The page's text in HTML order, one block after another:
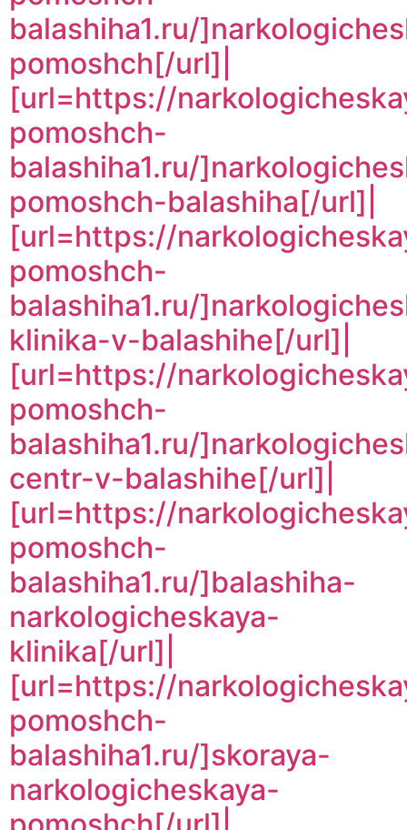
balashiha1.ru/
pomoshch[/url]|
[url=https://
pomoshch-
balashiha1.ru/
pomoshch-balashiha[/url]|
[url=https://
pomoshch-
balashiha1.ru/
klinika-v-balashihe[/url]|
[url=https://
pomoshch-
balashiha1.ru/
centr-v-balashihe[/url]|
[url=https://
pomoshch-
balashiha1.ru/]balashiha-
narkologicheskaya-
klinika[/url]|
[url=https://
pomoshch-
balashiha1.ru/]skoraya-
narkologicheskaya-